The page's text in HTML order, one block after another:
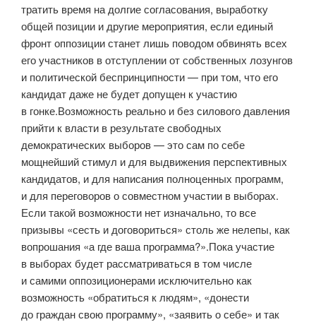
тратить время на долгие согласования, выработку
общей позиции и другие мероприятия, если единый
фронт оппозиции станет лишь поводом обвинять всех
его участников в отступлении от собственных лозунгов
и политической беспринципности — при том, что его
кандидат даже не будет допущен к участию
в гонке.Возможность реально и без силового давления
прийти к власти в результате свободных
демократических выборов — это сам по себе
мощнейший стимул и для выдвижения перспективных
кандидатов, и для написания полноценных программ,
и для переговоров о совместном участии в выборах.
Если такой возможности нет изначально, то все
призывы «сесть и договориться» столь же нелепы, как
вопрошания «а где ваша программа?».Пока участие
в выборах будет рассматриваться в том числе
и самими оппозиционерами исключительно как
возможность «обратиться к людям», «донести
до граждан свою программу», «заявить о себе» и так